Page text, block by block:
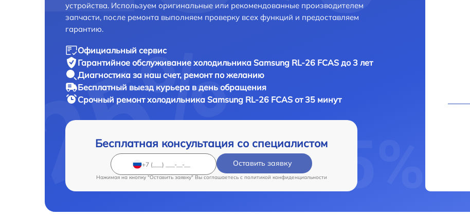
устройства. Используем оригинальные или рекомендованные производителем
запчасти, после ремонта выполняем проверку всех функций и предоставляем
гарантию.
Официальный сервис
Гарантийное обслуживание холодильника Samsung RL-26 FCAS до 3 лет
Диагностика за наш счет, ремонт по желанию
Бесплатный выезд курьера в день обращения
Срочный ремонтхолодильника Samsung RL-26 FCAS от 35 минут
Бесплатная консультация со специалистом
Оставить заявку
Нажимая на кнопку "Оставить заявку" Вы соглашаетесь c политикой конфиденциальности